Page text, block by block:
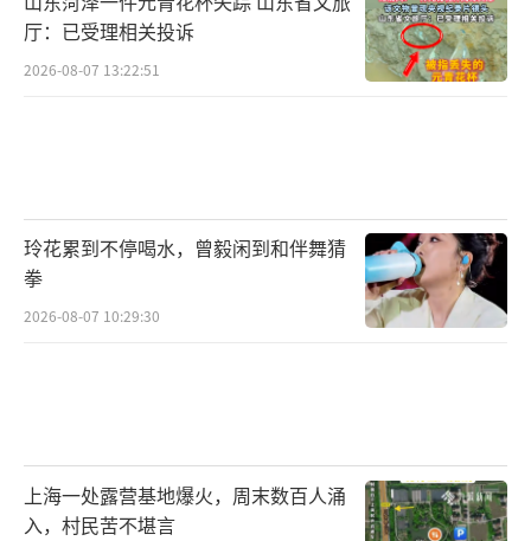
厅：已受理相关投诉
2026-08-07 13:22:51
玲花累到不停喝水，曾毅闲到和伴舞猜
拳
2026-08-07 10:29:30
上海一处露营基地爆火，周末数百人涌
入，村民苦不堪言